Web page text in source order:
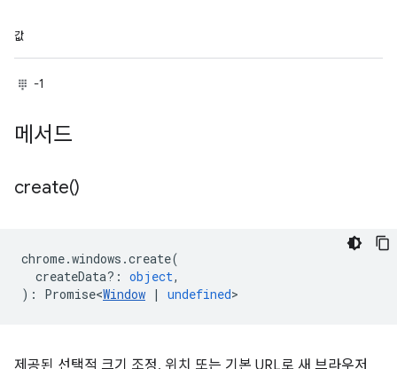
값
-1
메서드
create()
chrome.windows .create(
createData? : object,
) : Promise<Window | undefined>
제공된 선택적 크기 조정, 위치 또는 기본 URL로 새 브라우저